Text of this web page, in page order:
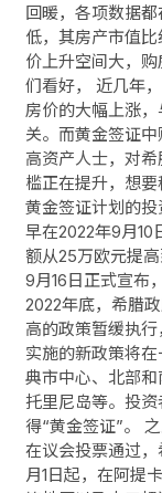
回暖，各项数据
低，其房产市值
价上升空间大，
们看好， 近几年
房价的大幅上涨
关。而黄金签证
高资产人士，对
槛正在提升，想
黄金签证计划的投
早在2022年9月10
额从25万欧元提
9月16日正式宣布
2022年底，希腊
高的政策暂缓执
实施的新政策将
典市中心、北部
托里尼岛等。投
得“黄金签证”。
在议会投票通过
月1日起，在阿提